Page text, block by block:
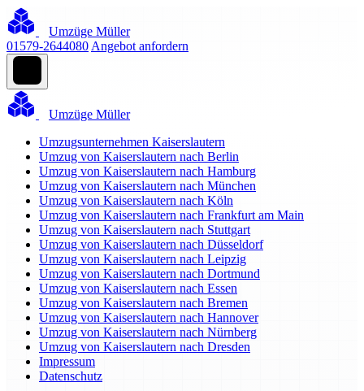
Umzüge Müller
01579-2644080 Angebot anfordern
Umzüge Müller
Umzugsunternehmen Kaiserslautern
Umzug von Kaiserslautern nach Berlin
Umzug von Kaiserslautern nach Hamburg
Umzug von Kaiserslautern nach München
Umzug von Kaiserslautern nach Köln
Umzug von Kaiserslautern nach Frankfurt am Main
Umzug von Kaiserslautern nach Stuttgart
Umzug von Kaiserslautern nach Düsseldorf
Umzug von Kaiserslautern nach Leipzig
Umzug von Kaiserslautern nach Dortmund
Umzug von Kaiserslautern nach Essen
Umzug von Kaiserslautern nach Bremen
Umzug von Kaiserslautern nach Hannover
Umzug von Kaiserslautern nach Nürnberg
Umzug von Kaiserslautern nach Dresden
Impressum
Datenschutz